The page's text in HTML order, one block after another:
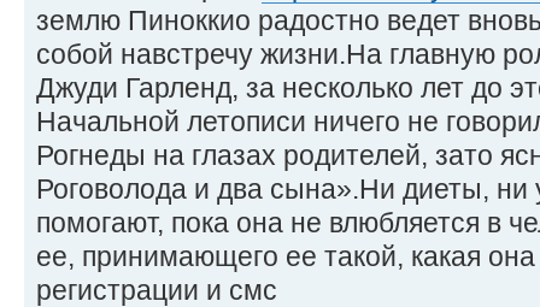
землю Пиноккио радостно ведет
собой навстречу жизни.На главную
Джуди Гарленд, за несколько лет до
Начальной летописи ничего не
Рогнеды на глазах родителей, зато
Роговолода и два сына».Ни диеты, ни
помогают, пока она не влюбляется в
ее, принимающего ее такой, какая
регистрации и смс